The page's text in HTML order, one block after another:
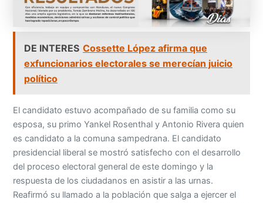
DE INTERES Cossette López afirma que
exfuncionarios electorales se merecían juicio
político
El candidato estuvo acompañado de su familia como su
esposa, su primo Yankel Rosenthal y Antonio Rivera quien
es candidato a la comuna sampedrana. El candidato
presidencial liberal se mostró satisfecho con el desarrollo
del proceso electoral general de este domingo y la
respuesta de los ciudadanos en asistir a las urnas.
Reafirmó su llamado a la población que salga a ejercer el